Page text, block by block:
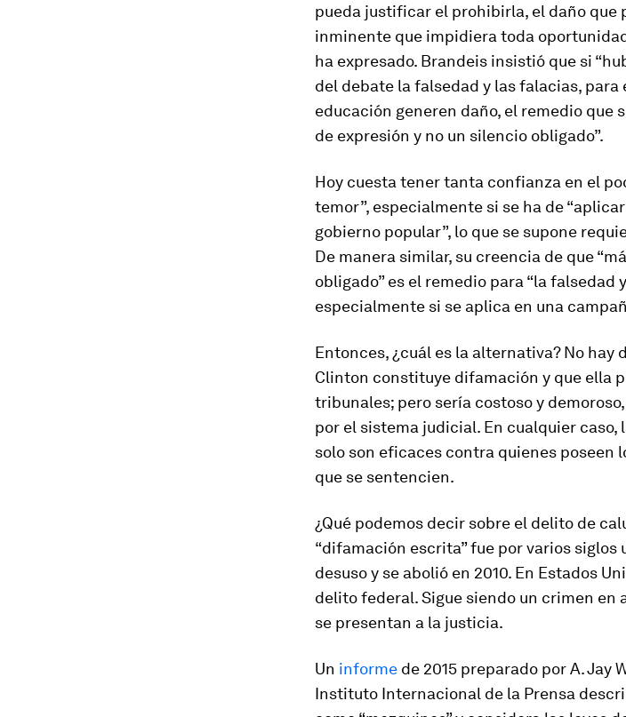
pueda justificar el prohibirla, el daño que
inminente que impidiera toda
ha expresado. Brandeis insistió que si
del debate la falsedad y las falacias, para
educación generen daño, el remedio que
de expresión y no un silencio obligado”.
Hoy cuesta tener tanta confianza en el
temor”, especialmente si se ha de
gobierno popular”, lo que se supone
De manera similar, su creencia de que
obligado” es el remedio para “la falsedad
especialmente si se aplica en una
Entonces, ¿cuál es la alternativa? No hay
Clinton constituye difamación y que ella
tribunales; pero sería costoso y
por el sistema judicial. En cualquier
solo son eficaces contra quienes poseen
que se sentencien.
¿Qué podemos decir sobre el delito de
“difamación escrita” fue por varios siglos
desuso y se abolió en 2010. En Estados
delito federal. Sigue siendo un crimen en
se presentan a la justicia.
Un informe de 2015 preparado por A. Jay
Instituto Internacional de la Prensa